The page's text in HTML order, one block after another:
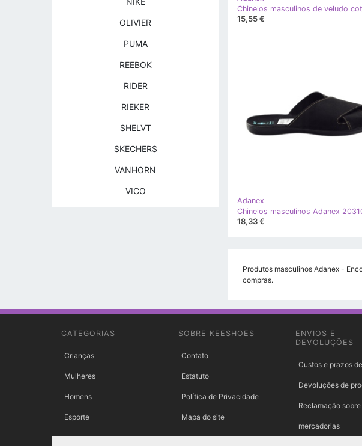
15,55 €
Adanex
Chinelos masculinos Adanex
18,33 €
Produtos masculinos Adanex -
compras.
OLIVIER
PUMA
REEBOK
RIDER
RIEKER
SHELVT
SKECHERS
VANHORN
VICO
CATEGORIAS
Crianças
Mulheres
Homens
Esporte
SOBRE KEESHOES
Contato
Estatuto
Política de Privacidade
Mapa do site
ENVIOS E
DEVOLUÇÕES
Custos e prazos
Devoluções de
Reclamação sobre
mercadorias